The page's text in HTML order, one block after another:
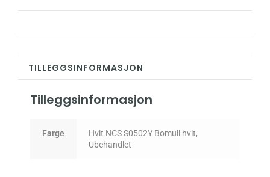
TILLEGGSINFORMASJON
Tilleggsinformasjon
Farge
Hvit NCS S0502Y Bomull hvit,
Ubehandlet